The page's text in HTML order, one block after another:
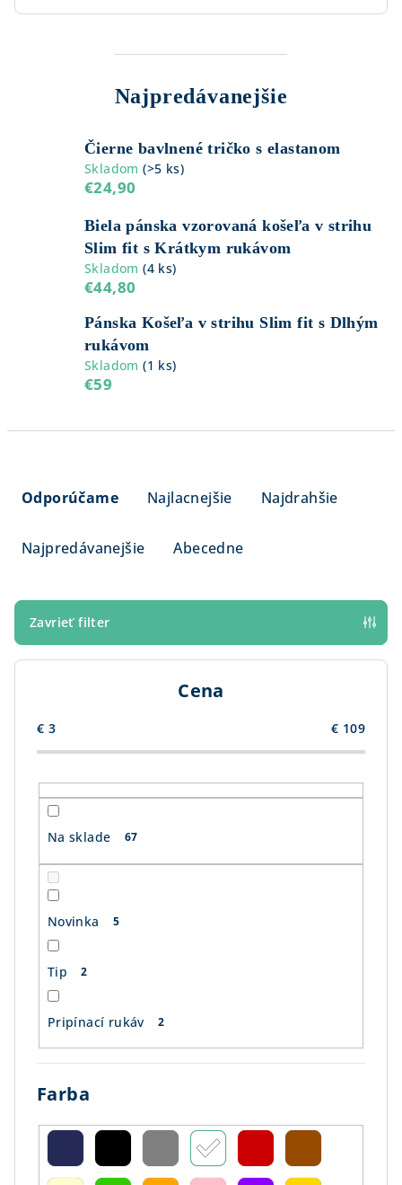
Najpredávanejšie
Čierne bavlnené tričko s elastanom
Skladom(>5 ks)
€24,90
Biela pánska vzorovaná košeľa v strihu
Slim fit s Krátkym rukávom
Skladom(4 ks)
€44,80
Pánska Košeľa v strihu Slim fit s Dlhým
rukávom
Skladom(1 ks)
€59
p
Odporúčame Najlacnejšie Najdrahšie
Najpredávanejšie Abecedne
Zavrieť filter
Cena
€ 3 € 109
Na sklade 67
Novinka 5
Tip 2
Pripínací rukáv 2
Farba